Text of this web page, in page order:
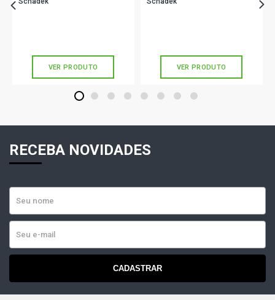
VER PRODUTO VER PRODUTO
1 2 3 4 5 6 7 8
RECEBA NOVIDADES
CADASTRAR